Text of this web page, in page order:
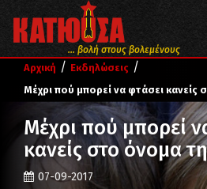
... βολή στους βολεμένους
Αρχική / Εκδηλώσεις /
Μέχρι πού μπορεί να φτάσει κανείς
Μέχρι πού μπορεί
κανείς στο όνομα
07-09-2017